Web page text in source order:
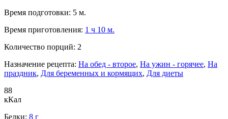
Время подготовки: 5 м.
Время приготовления: 1 ч 10 м.
Количество порций: 2
Назначение рецепта: На обед - второе, На ужин - горячее, На
праздник, Для беременных и кормящих, Для диеты
88
кКал
Белки: 8 г